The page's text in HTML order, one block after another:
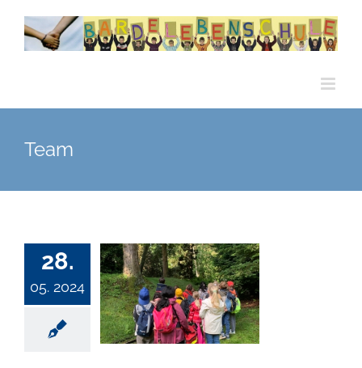
Zum
Inhalt
Team
28.
05. 2024
Schule Natur
1/2c und 1/2d